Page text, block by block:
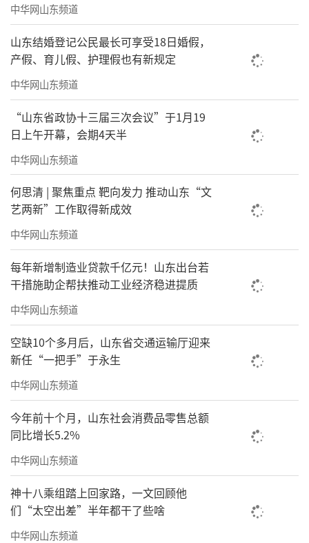
近日，卡奥斯智慧能源携手新金万利新材
料科技有限公司（简称“新金万利”）共建的
智慧空压站项目正式交付。目前，该空压站、
制氮站一期已经正式投运，节能率高达31%，
超出预期6%，年度节电费近350万元。经实
测，该站改造后能效水平达到一级能效水平，
运行效率和节能表现均达到行业领先水平。合
肥通用机电产品检测院及国家压缩机制冷设备
质量检测中心两大权威机构联合颁发“一级能
效”压缩空气站认证证书并授牌。该项目案例
经中国节能协会EMCA专家综合评定，获评合同
能源管理优秀示范项目。
Haier Overseas
海尔泰国工厂举行第1200万台冰箱下线
T门新品首发仪式
中华网山东频道
山东结婚登记公民最长可享受18日婚假，
产假、育儿假、护理假也有新规定
中华网山东频道
“山东省政协十三届三次会议”于1月19
日上午开幕，会期4天半
中华网山东频道
何思清 | 聚焦重点 靶向发力 推动山东“文
艺两新”工作取得新成效
中华网山东频道
每年新增制造业贷款千亿元！山东出台若
干措施助企帮扶推动工业经济稳进提质
中华网山东频道
空缺10个多月后，山东省交通运输厅迎来
新任“一把手”于永生
中华网山东频道
今年前十个月，山东社会消费品零售总额
同比增长5.2%
中华网山东频道
神十八乘组踏上回家路，一文回顾他
们“太空出差”半年都干了些啥
中华网山东频道